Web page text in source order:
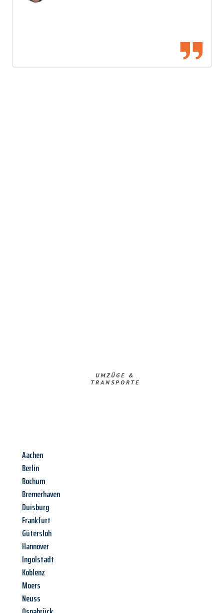
UMZÜGE &
TRANSPORTE
Aachen
Berlin
Bochum
Bremerhaven
Duisburg
Frankfurt
Gütersloh
Hannover
Ingolstadt
Koblenz
Moers
Neuss